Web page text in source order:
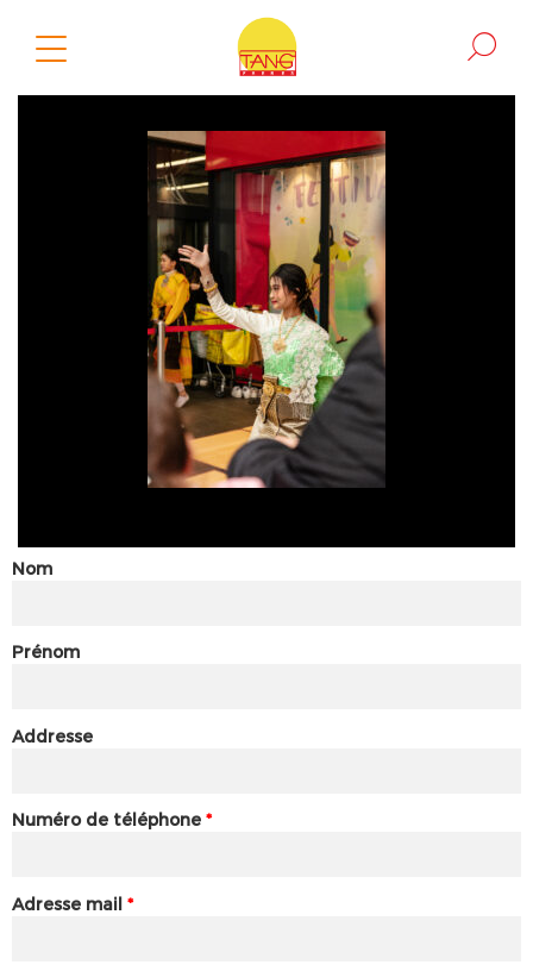
Nom
Prénom
Addresse
Numéro de téléphone *
Adresse mail *